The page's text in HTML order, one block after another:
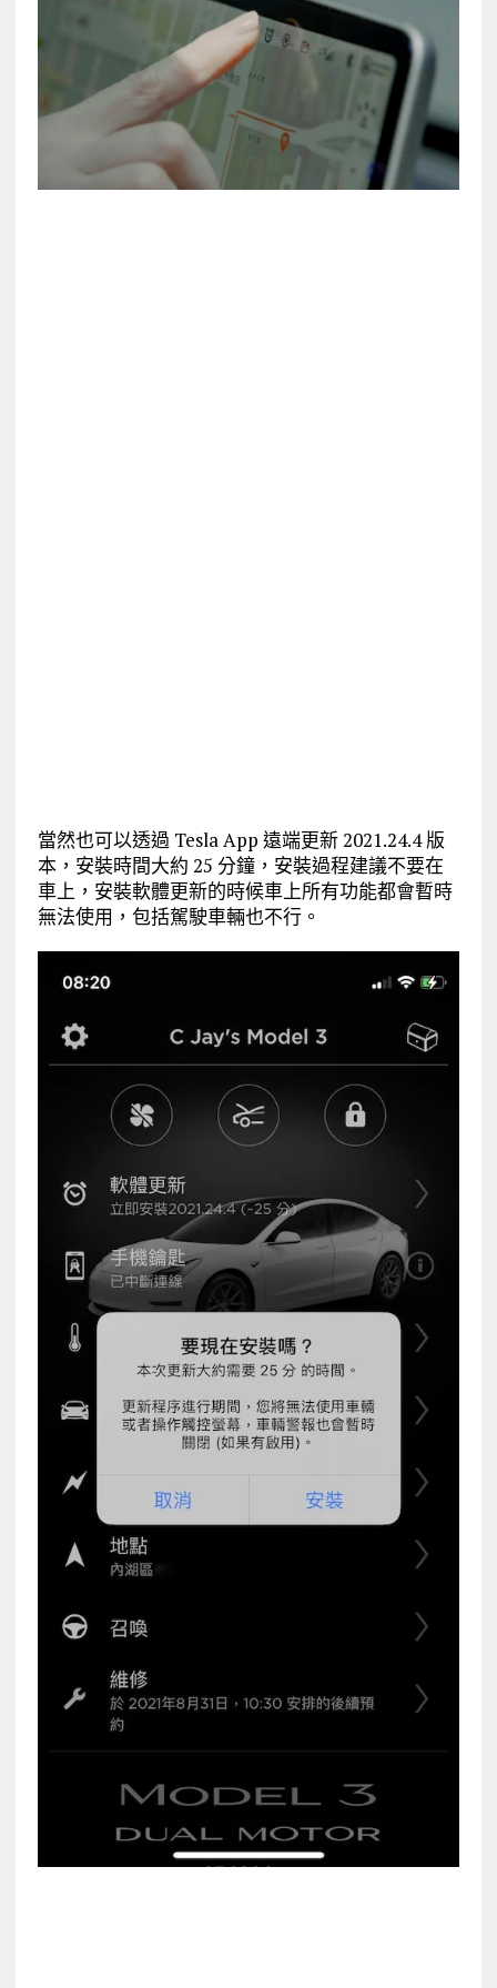
當然也可以透過 Tesla App 遠端更新 2021.24.4 版
本，安裝時間大約 25 分鐘，安裝過程建議不要在
車上，安裝軟體更新的時候車上所有功能都會暫時
無法使用，包括駕駛車輛也不行。